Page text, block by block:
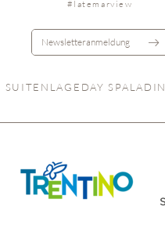
#latemarview
Newsletteranmeldung
SUITEN LAGE DAY SPA